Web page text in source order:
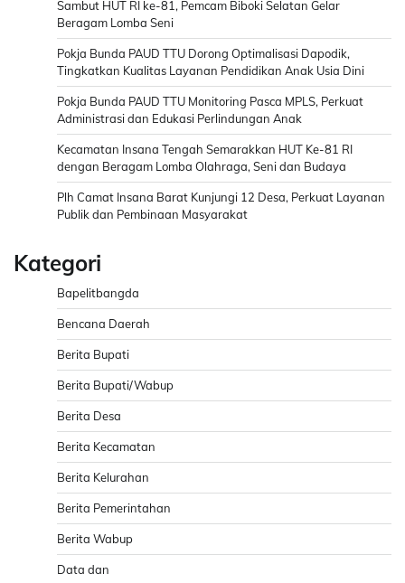
Sambut HUT RI ke-81, Pemcam Biboki Selatan Gelar
Beragam Lomba Seni
Pokja Bunda PAUD TTU Dorong Optimalisasi Dapodik,
Tingkatkan Kualitas Layanan Pendidikan Anak Usia Dini
Pokja Bunda PAUD TTU Monitoring Pasca MPLS, Perkuat
Administrasi dan Edukasi Perlindungan Anak
Kecamatan Insana Tengah Semarakkan HUT Ke-81 RI
dengan Beragam Lomba Olahraga, Seni dan Budaya
Plh Camat Insana Barat Kunjungi 12 Desa, Perkuat Layanan
Publik dan Pembinaan Masyarakat
Kategori
Bapelitbangda
Bencana Daerah
Berita Bupati
Berita Bupati/Wabup
Berita Desa
Berita Kecamatan
Berita Kelurahan
Berita Pemerintahan
Berita Wabup
Data dan